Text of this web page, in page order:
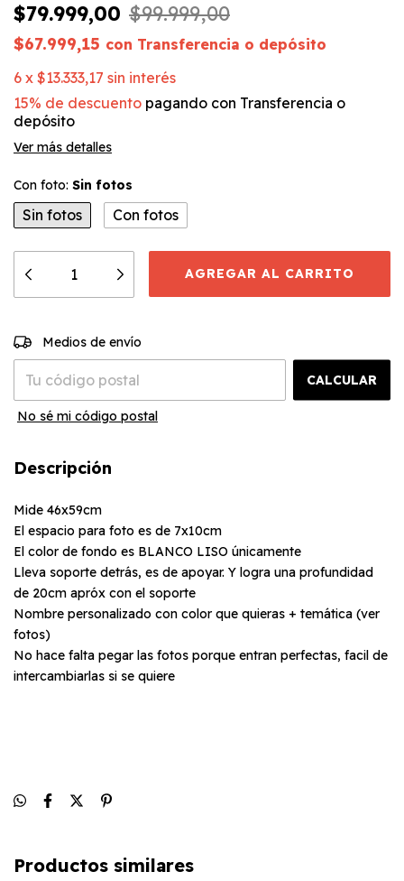
$79.999,00 $99.999,00
$67.999,15 con Transferencia o depósito
6 x $13.333,17 sin interés
15% de descuento pagando con Transferencia o
depósito
Ver más detalles
Con foto: Sin fotos
Sin fotos Con fotos
Entregas para el CP:
Medios de envío
CALCULAR
No sé mi código postal
Descripción
Mide 46x59cm
El espacio para foto es de 7x10cm
El color de fondo es BLANCO LISO únicamente
Lleva soporte detrás, es de apoyar. Y logra una profundidad
de 20cm apróx con el soporte
Nombre personalizado con color que quieras + temática (ver
fotos)
No hace falta pegar las fotos porque entran perfectas, facil de
intercambiarlas si se quiere
Productos similares